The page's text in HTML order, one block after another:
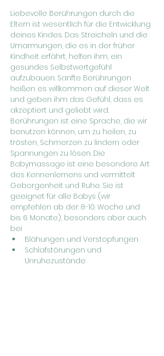
Liebevolle Berührungen durch die
Eltern ist wesentlich für die Entwicklung
deines Kindes. Das Streicheln und die
Umarmungen, die es in der früher
Kindheit erfährt, helfen ihm, ein
gesundes Selbstwertgefühl
aufzubauen. Sanfte Berührungen
heißen es willkommen auf dieser Welt
und geben ihm das Gefühl, dass es
akzeptiert und geliebt wird.
Berührungen ist eine Sprache, die wir
benutzen können, um zu heilen, zu
trösten, Schmerzen zu lindern oder
Spannungen zu lösen. Die
Babymassage ist eine besondere Art
des Kennenlernens und vermittelt
Geborgenheit und Ruhe. Sie ist
geeignet für alle Babys (wir
empfehlen ab der 8-10. Woche und
bis 6 Monate), besonders aber auch
bei
Blähungen und Verstopfungen
Schlafstörungen und
Unruhezustände